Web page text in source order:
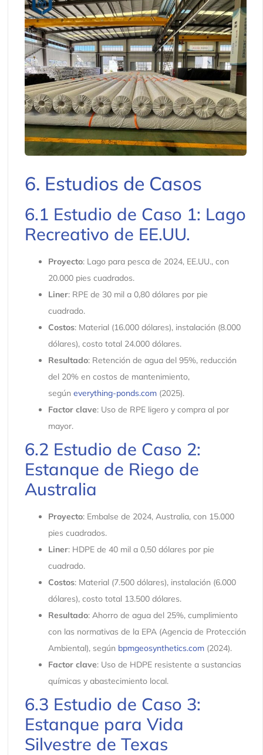
6. Estudios de Casos
6.1 Estudio de Caso 1: Lago
Recreativo de EE.UU.
Proyecto: Lago para pesca de 2024, EE.UU., con
20.000 pies cuadrados.
Liner: RPE de 30 mil a 0,80 dólares por pie
cuadrado.
Costos: Material (16.000 dólares), instalación (8.000
dólares), costo total 24.000 dólares.
Resultado: Retención de agua del 95%, reducción
del 20% en costos de mantenimiento,
según everything-ponds.com(2025).
Factor clave: Uso de RPE ligero y compra al por
mayor.
6.2 Estudio de Caso 2:
Estanque de Riego de
Australia
Proyecto: Embalse de 2024, Australia, con 15.000
pies cuadrados.
Liner: HDPE de 40 mil a 0,50 dólares por pie
cuadrado.
Costos: Material (7.500 dólares), instalación (6.000
dólares), costo total 13.500 dólares.
Resultado: Ahorro de agua del 25%, cumplimiento
con las normativas de la EPA (Agencia de Protección
Ambiental), según bpmgeosynthetics.com(2024).
Factor clave: Uso de HDPE resistente a sustancias
químicas y abastecimiento local.
6.3 Estudio de Caso 3:
Estanque para Vida
Silvestre de Texas